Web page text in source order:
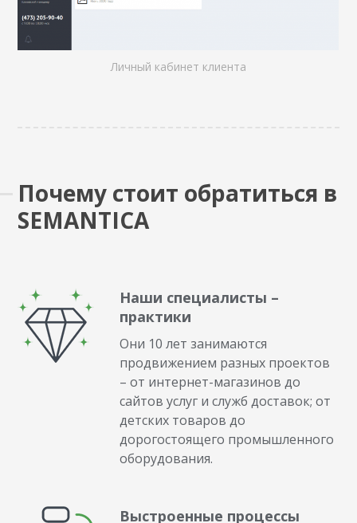
Личный кабинет клиента
Почему стоит обратиться в
SEMANTICA
Наши специалисты –
практики
Они 10 лет занимаются
продвижением разных проектов
– от интернет-магазинов до
сайтов услуг и служб доставок; от
детских товаров до
дорогостоящего промышленного
оборудования.
Выстроенные процессы